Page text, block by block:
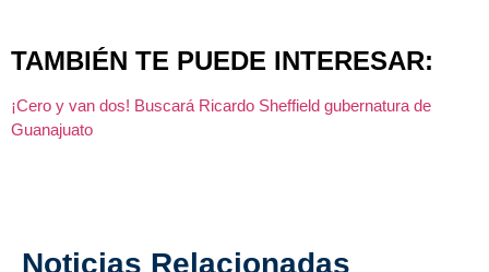
TAMBIÉN TE PUEDE INTERESAR:
¡Cero y van dos! Buscará Ricardo Sheffield gubernatura de
Guanajuato
Noticias Relacionadas